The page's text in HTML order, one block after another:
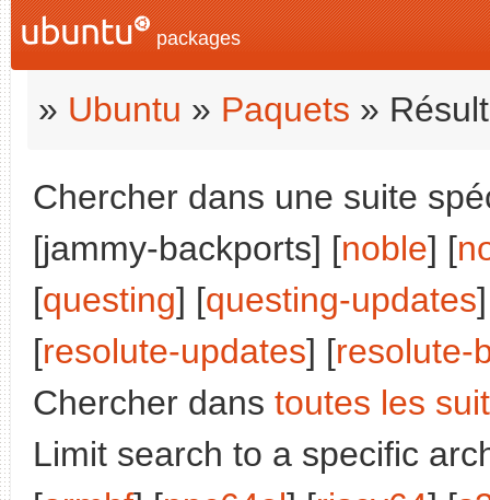
packages
» Ubuntu » Paquets »
Chercher dans une suite
[jammy-backports] [noble] [
[questing] [questing-updates
[resolute-updates] [resolute-
Chercher dans toutes les
Limit search to a specific